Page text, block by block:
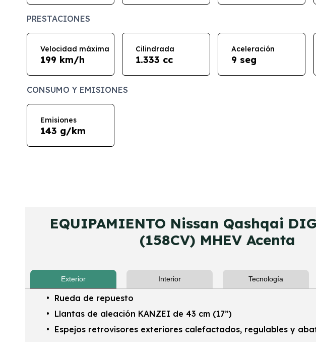
PRESTACIONES
Velocidad máxima
199 km/h
Cilindrada
1.333 cc
Aceleración
9 seg
CONSUMO Y EMISIONES
Emisiones
143 g/km
EQUIPAMIENTO Nissan Qashqai
(158CV) MHEV Acenta
Exterior Interior Tecnología
Rueda de repuesto
Llantas de aleación KANZEI de 43 cm (17”)
Espejos retrovisores exteriores calefactados, regulables y